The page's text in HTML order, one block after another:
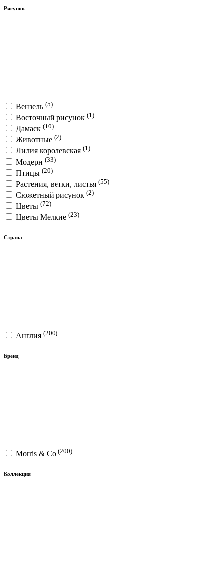
Рисунок
Вензель (5)
Восточный рисунок (1)
Дамаск (10)
Животные (2)
Лилия королевская (1)
Модерн (33)
Птицы (20)
Растения, ветки, листья (55)
Сюжетный рисунок (2)
Цветы (72)
Цветы Мелкие (23)
Страна
Англия (200)
Бренд
Morris & Co (200)
Коллекция